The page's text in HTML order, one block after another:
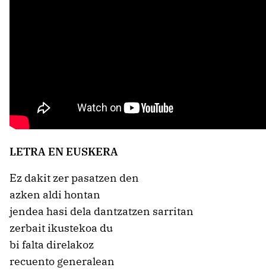
LETRA EN EUSKERA
Ez dakit zer pasatzen den
azken aldi hontan
jendea hasi dela dantzatzen sarritan
zerbait ikustekoa du
bi falta direlakoz
recuento generalean